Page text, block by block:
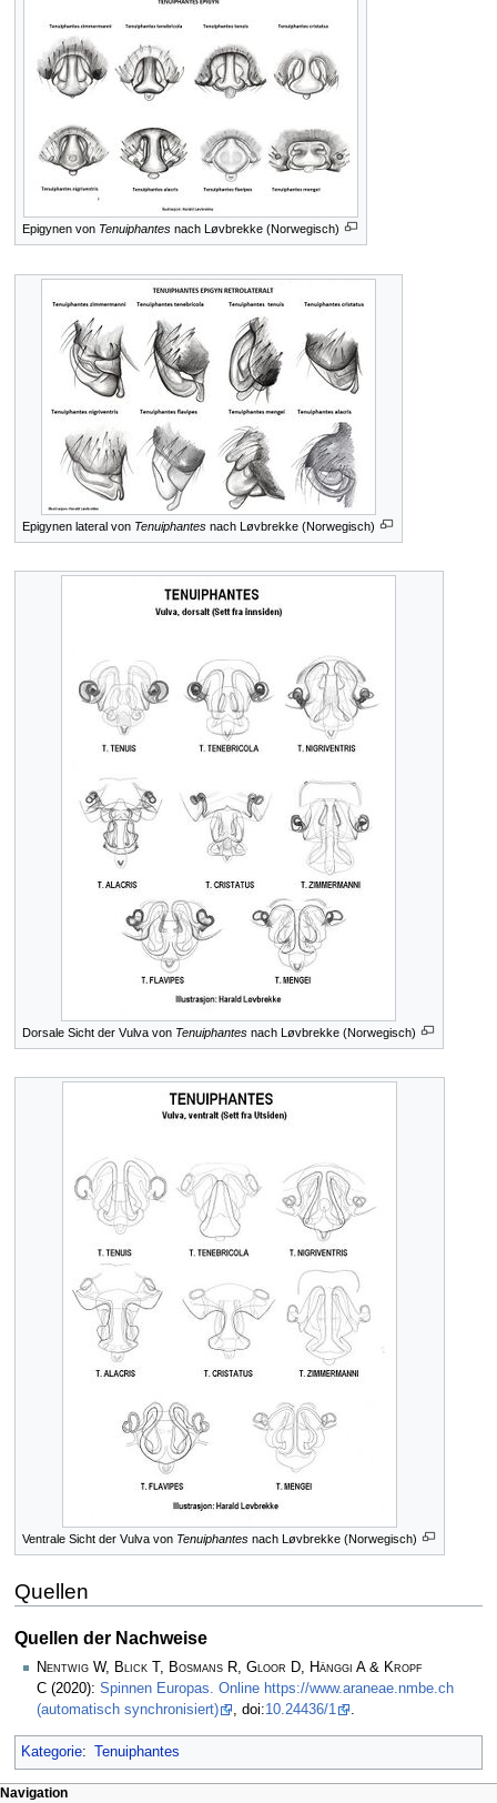
Epigynen von Tenuiphantesnach Løvbrekke (Norwegisch)
Epigynen lateral von Tenuiphantesnach Løvbrekke (Norwegisch)
Dorsale Sicht der Vulva von Tenuiphantesnach Løvbrekke (Norwegisch)
Ventrale Sicht der Vulva von Tenuiphantesnach Løvbrekke (Norwegisch)
Quellen
Quellen der Nachweise
Nentwig W, Blick T, Bosmans R, Gloor D, Hänggi A & Kropf
C (2020): Spinnen Europas. Online https://www.araneae.nmbe.ch
(automatisch synchronisiert)
, doi:10.24436/1 .
Kategorie: Tenuiphantes
Navigation